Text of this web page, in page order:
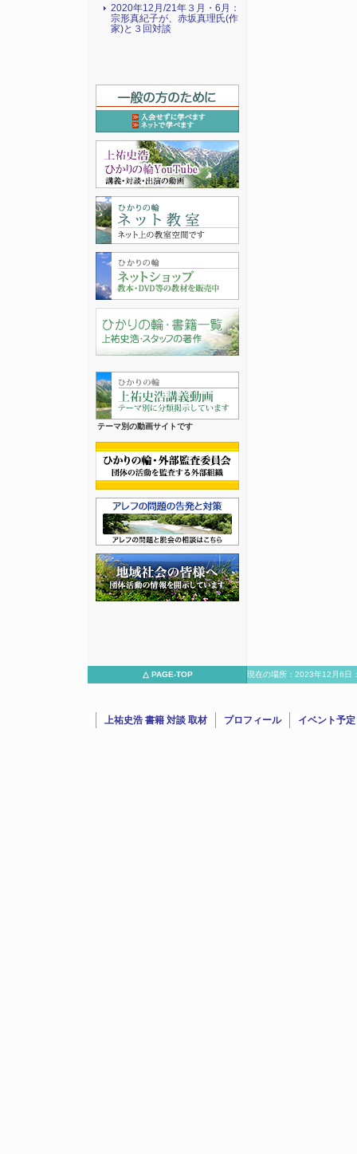
2020年12月/21年３月・6月：
宗形真紀子が、赤坂真理氏(作
家)と３回対談
テーマ別の動画サイトです
△ PAGE-TOP
現在の場所：2023年12月6日
上祐史浩 書籍 対談 取材 プロフィール イベント予定